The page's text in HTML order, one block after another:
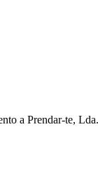
a Prendar-te,